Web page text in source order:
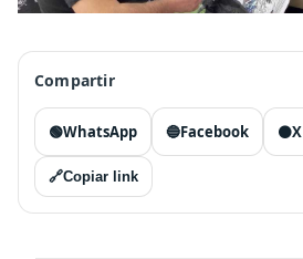
Compartir
🟢WhatsApp 🔵Facebook ⚫X
🔗Copiar link